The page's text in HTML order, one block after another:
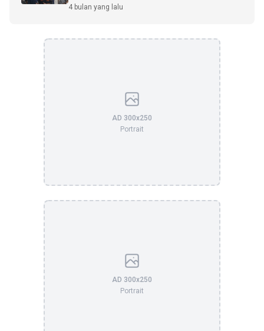
4 bulan yang lalu
AD 300x250
Portrait
AD 300x250
Portrait